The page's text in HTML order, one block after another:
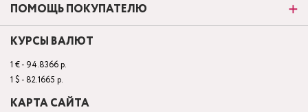
ПОМОЩЬ ПОКУПАТЕЛЮ
КУРСЫ ВАЛЮТ
1 € - 94.8366 р.
1 $ - 82.1665 р.
КАРТА САЙТА